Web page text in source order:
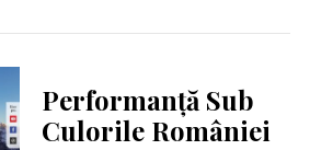
Performanță Sub
Culorile României